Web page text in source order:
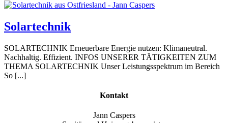
Solartechnik
SOLARTECHNIK Erneuerbare Energie nutzen: Klimaneutral.
Nachhaltig. Effizient. INFOS UNSERER TÄTIGKEITEN ZUM
THEMA SOLARTECHNIK Unser Leistungsspektrum im Bereich
So [...]
Kontakt
Jann Caspers